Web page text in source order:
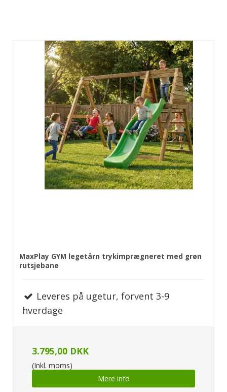
MaxPlay GYM legetårn trykimprægneret med grøn
rutsjebane
Leveres på ugetur, forvent 3-9
hverdage
3.795,00 DKK
(Inkl. moms)
Mere info